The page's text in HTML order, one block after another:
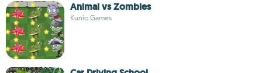
Animal vs Zombies
Kunio Games